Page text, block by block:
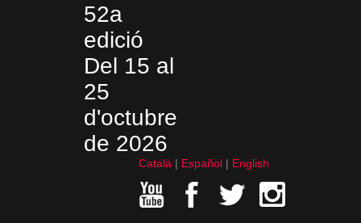
52a
edició
Del 15 al
25
d'octubre
de 2026
Català Español English